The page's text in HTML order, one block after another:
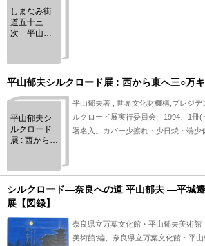
しまなみ街
道五十三
次 平山郁
平山郁夫シルクロード展 : 西から東へ三○万
平山郁夫シ
ルクロード
展 : 西から東
平山郁夫著 ; 世界文化財機構,プレジデ
ルクロード展実行委員会、1994、1冊(
署名入。カバー少擦れ・少日焼・端少
シルクロード―奈良への道 平山郁夫 ―平城
展【図録】
奈良県立万葉文化館・平山郁夫美術館
美術館:編、奈良県立万葉文化館・平山